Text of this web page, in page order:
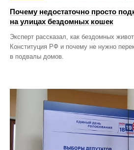
Почему недостаточно просто
на улицах бездомных кошек
Эксперт рассказал, как бездомных
Конституция РФ и почему не нужно
в подвалы домов.